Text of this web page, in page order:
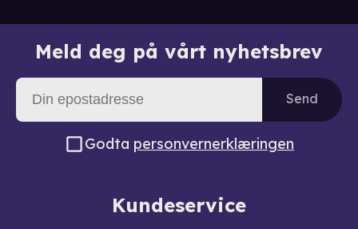
Meld deg på vårt nyhetsbrev
Send
Godta personvernerklæringen
Kundeservice